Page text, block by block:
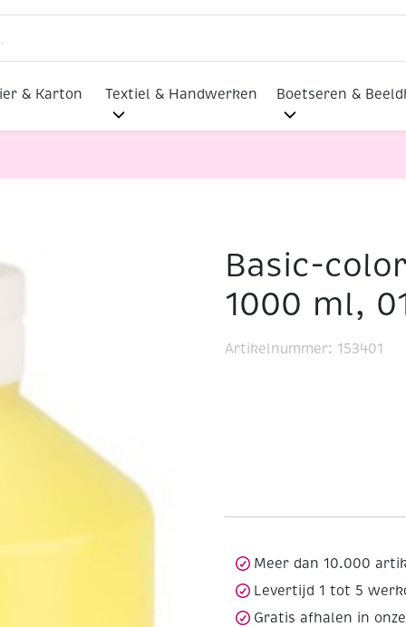
& Karton Textiel & Handwerken Boetseren &
Basic-
1000 ml,
Artikelnummer: 153401
Meer dan 10.000
Levertijd 1 tot 5
Gratis afhalen in